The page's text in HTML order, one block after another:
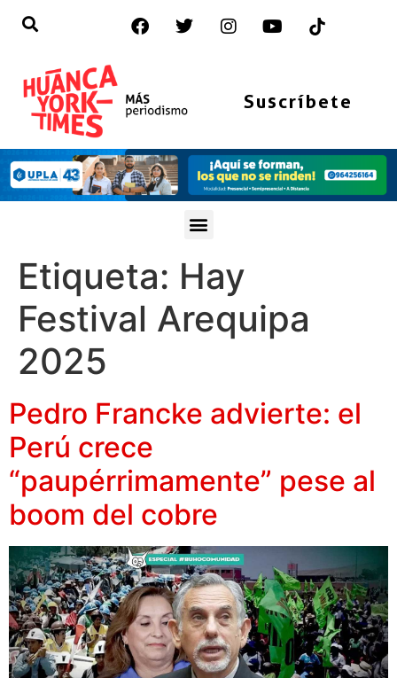
Suscríbete
Etiqueta: Hay
Festival Arequipa
2025
Pedro Francke advierte: el
Perú crece
“paupérrimamente” pese al
boom del cobre